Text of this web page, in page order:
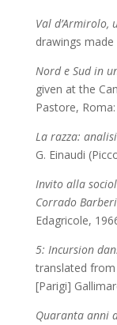
Val d’Armirolo,
drawings
Nord e Sud in
given at the
Pastore,
La razza:
G. Einaudi
Invito alla
Corrado
Edagricole,
5: Incursion
translated from
[Parigi]
Quaranta anni